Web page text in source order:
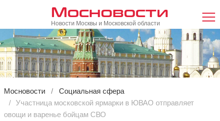
Мосновости
Новости Москвы и Московской области
Мосновости
Социальная сфера
Участница московской ярмарки в ЮВАО отправляет
овощи и варенье бойцам СВО